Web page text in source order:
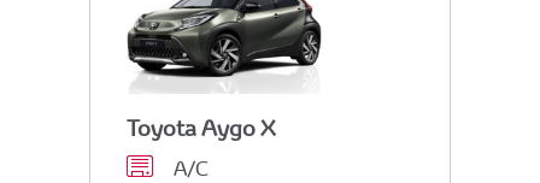
Toyota Aygo X
A/C